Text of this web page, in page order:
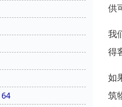
64
供
我
得
如
筑